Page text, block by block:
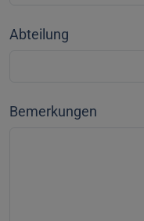
Abteilung
Bemerkungen